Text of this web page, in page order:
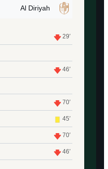
Al Diriyah
29′
46′
70′
45′
70′
46′